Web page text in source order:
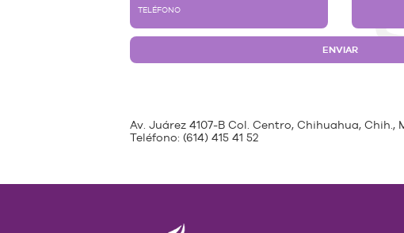
Av. Juárez 4107-B Col. Centro, Chihuahua, Chih.,
Teléfono: (614) 415 41 52